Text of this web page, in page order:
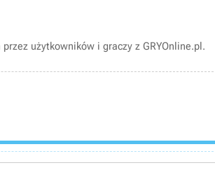
użytkowników i graczy z GRYOnline.pl.